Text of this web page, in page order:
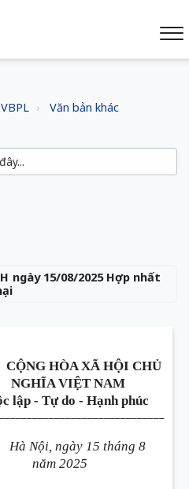
Văn bản khác
ngày 15/08/2025 Hợp nhất
CỘNG HÒA XÃ HỘI CHỦ
NGHĨA VIỆT NAM
lập - Tự do - Hạnh phúc
Hà Nội, ngày 15 tháng 8
năm 2025